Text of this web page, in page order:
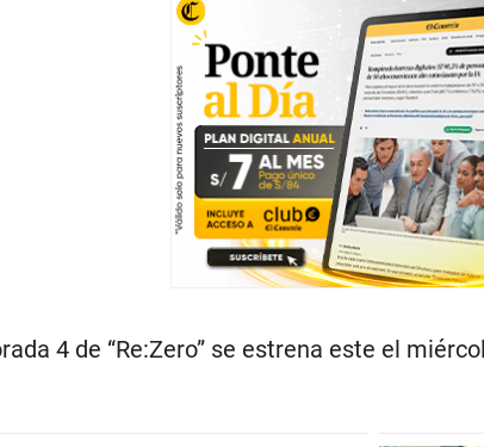
4 de “Re:Zero” se estrena este el